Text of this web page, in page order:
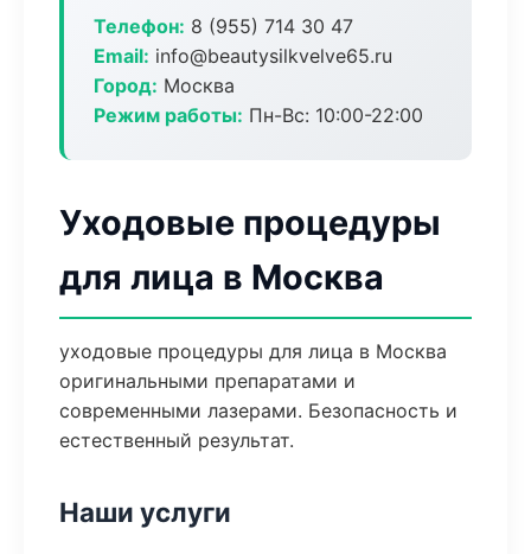
Телефон: 8 (955) 714 30 47
Email: info@beautysilkvelve65.ru
Город: Москва
Режим работы: Пн-Вс: 10:00-22:00
Уходовые процедуры
для лица в Москва
уходовые процедуры для лица в Москва
оригинальными препаратами и
современными лазерами. Безопасность и
естественный результат.
Наши услуги